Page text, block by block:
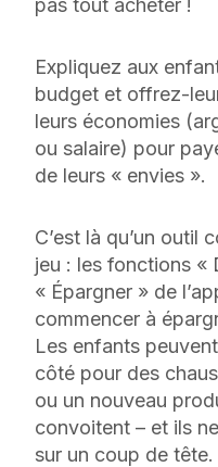
pas tout acheter !
Expliquez aux
budget et offrez-
leurs économies
ou salaire) pour
de leurs « envies ».
C’est là qu’un outil
jeu : les fonctions «
« Épargner » de
commencer à
Les enfants
côté pour des
ou un nouveau
convoitent – et ils
sur un coup de